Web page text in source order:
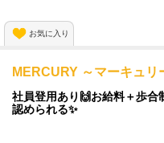
正社員、アルバイト共に積極
お気に入り
MERCURY ～マーキュリ
社員登用あり🙌お給料＋歩合
認められる✨